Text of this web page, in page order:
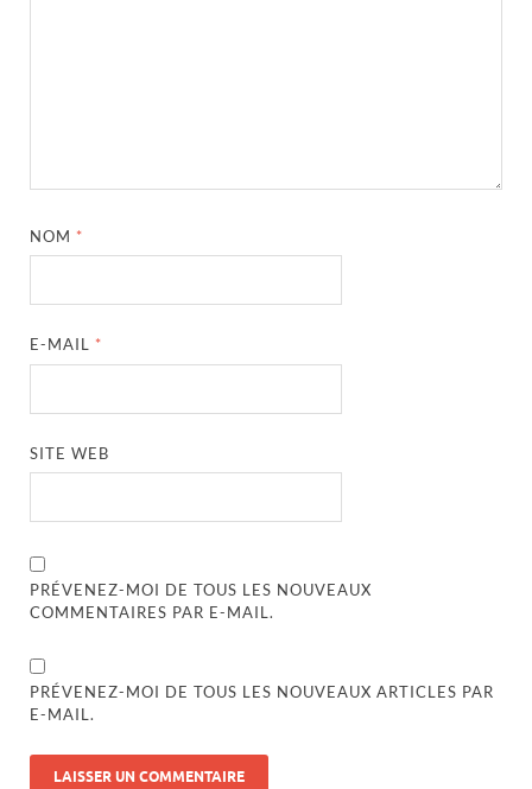
NOM *
E-MAIL *
SITE WEB
PRÉVENEZ-MOI DE TOUS LES NOUVEAUX
COMMENTAIRES PAR E-MAIL.
PRÉVENEZ-MOI DE TOUS LES NOUVEAUX ARTICLES PAR
E-MAIL.